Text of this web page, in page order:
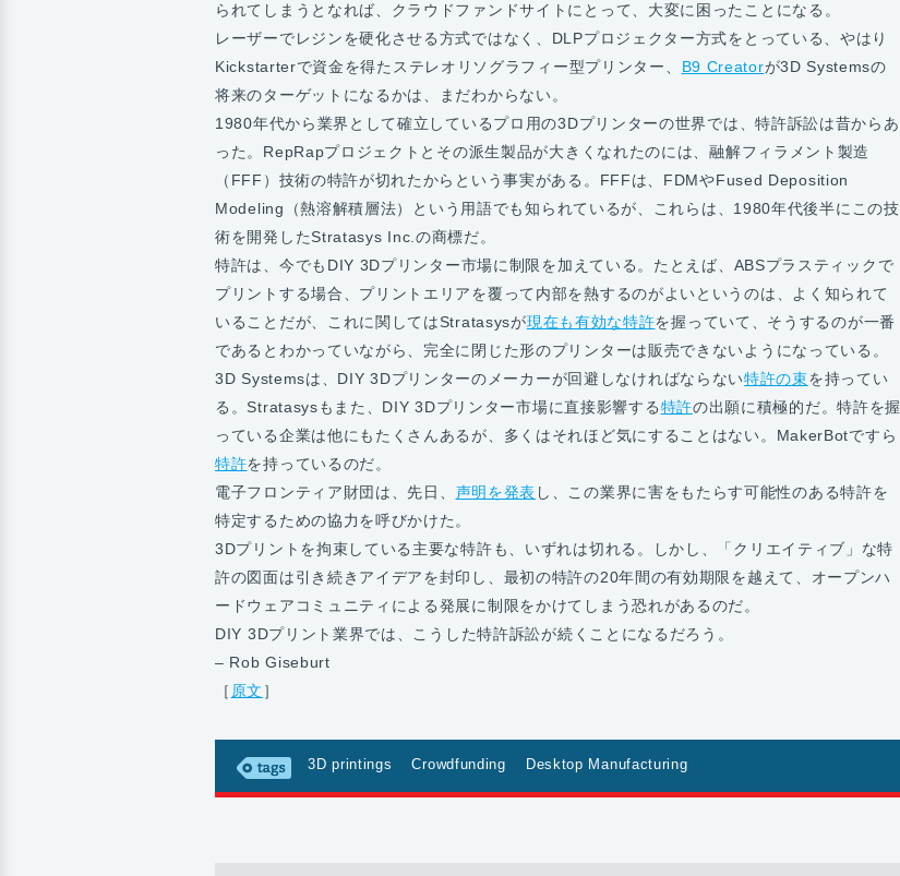
られてしまうとなれば、クラウドファンドサイトにとって、大変に困ったことになる。
レーザーでレジンを硬化させる方式ではなく、DLPプロジェクター方式をとっている、やはり
Kickstarterで資金を得たステレオリソグラフィー型プリンター、 B9 Creatorが3D Systemsの
将来のターゲットになるかは、まだわからない。
1980年代から業界として確立しているプロ用の3Dプリンターの世界では、特許訴訟は昔からあ
った。RepRapプロジェクトとその派生製品が大きくなれたのには、融解フィラメント製造
（FFF）技術の特許が切れたからという事実がある。FFFは、FDMやFused Deposition
Modeling（熱溶解積層法）という用語でも知られているが、これらは、1980年代後半にこの技
術を開発したStratasys Inc.の商標だ。
特許は、今でもDIY 3Dプリンター市場に制限を加えている。たとえば、ABSプラスティックで
プリントする場合、プリントエリアを覆って内部を熱するのがよいというのは、よく知られて
いることだが、これに関してはStratasysが現在も有効な特許を握っていて、そうするのが一番
であるとわかっていながら、完全に閉じた形のプリンターは販売できないようになっている。
3D Systemsは、DIY 3Dプリンターのメーカーが回避しなければならない特許の束を持ってい
る。Stratasysもまた、DIY 3Dプリンター市場に直接影響する特許の出願に積極的だ。特許を握
っている企業は他にもたくさんあるが、多くはそれほど気にすることはない。MakerBotですら
特許を持っているのだ。
電子フロンティア財団は、先日、 声明を発表 し、この業界に害をもたらす可能性のある特許を
特定するための協力を呼びかけた。
3Dプリントを拘束している主要な特許も、いずれは切れる。しかし、「クリエイティブ」な特
許の図面は引き続きアイデアを封印し、最初の特許の20年間の有効期限を越えて、オープンハ
ードウェアコミュニティによる発展に制限をかけてしまう恐れがあるのだ。
DIY 3Dプリント業界では、こうした特許訴訟が続くことになるだろう。
– Rob Giseburt
［ 原文 ］
3D printings Crowdfunding Desktop Manufacturing